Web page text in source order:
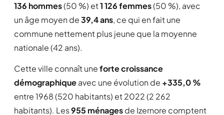
136 hommes(50 %) et1 126 femmes(50 %), avec
un âge moyen de39,4 ans, ce qui en fait une
commune nettement plus jeune que la moyenne
nationale (42 ans).
Cette ville connaît uneforte croissance
démographiqueavec une évolution de +335,0 %
entre 1968 (520 habitants) et 2022 (2 262
habitants). Les955 ménagesde Izernore comptent